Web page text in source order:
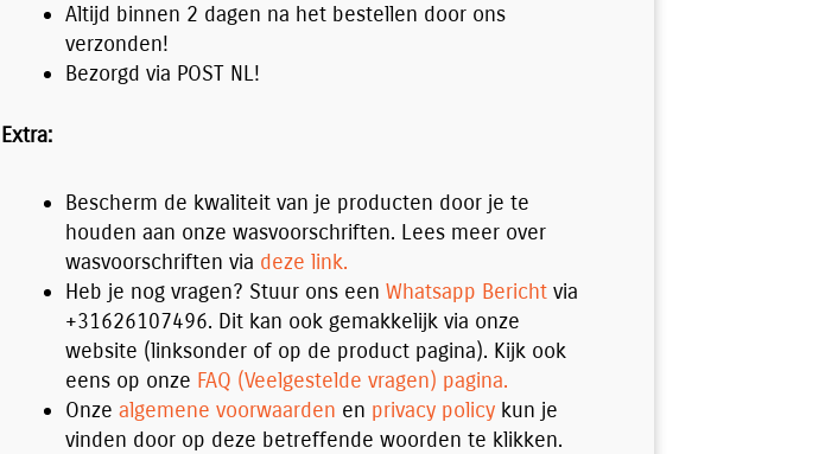
Altijd binnen 2 dagen na het bestellen door ons
verzonden!
Bezorgd via POST NL!
Extra:
Bescherm de kwaliteit van je producten door je te
houden aan onze wasvoorschriften. Lees meer over
wasvoorschriften via deze link.
Heb je nog vragen? Stuur ons een Whatsapp Bericht via
+31626107496. Dit kan ook gemakkelijk via onze
website (linksonder of op de product pagina). Kijk ook
eens op onze FAQ (Veelgestelde vragen) pagina.
Onze algemene voorwaarden en privacy policy kun je
vinden door op deze betreffende woorden te klikken.